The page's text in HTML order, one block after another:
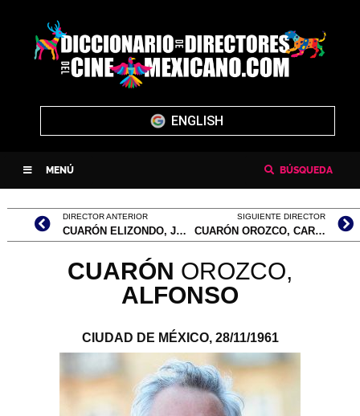
ENGLISH
MENÚ BÚSQUEDA
DIRECTOR ANTERIOR
CUARÓN ELIZONDO, JONÁS ESTEBAN
SIGUIENTE DIRECTOR
CUARÓN OROZCO, CARLOS
CUARÓN OROZCO,
ALFONSO
CIUDAD DE MÉXICO, 28/11/1961